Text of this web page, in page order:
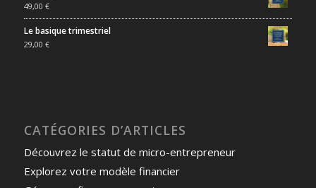
49,00 €
Le basique trimestriel
29,00 €
CATÉGORIES D’ARTICLES
Découvrez le statut de micro-entrepreneur
Explorez votre modèle financier